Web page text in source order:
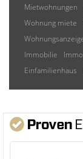
Mietwohnungen
Wohnung miete
Immobilie
Einfamilienhaus